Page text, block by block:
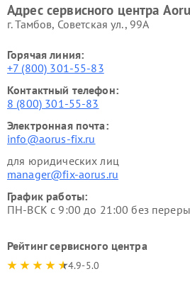
Адрес сервисного центра
г. Тамбов, Советская ул., 99А
Горячая линия:
+7 (800) 301-55-83
Контактный телефон:
8 (800) 301-55-83
Электронная почта:
info@aorus-fix.ru
для юридических лиц
manager@fix-aorus.ru
График работы:
ПН-ВСК с 9:00 до 21:00 без
Рейтинг сервисного центра
4.9-5.0